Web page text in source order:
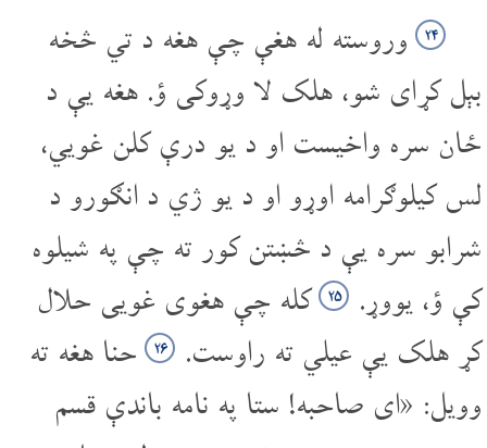
۲۴ وروسته له هغې چې هغه د تي څخه
بېل کړای شو، هلک لا وړوکی ؤ. هغه یې د
ځان سره واخیست او د یو درې کلن غویي،
لس کیلو‌ګرامه اوړو او د یو ژي د انګورو د
شرابو سره یې د څښتن کور ته چې په شیلوه
کې ؤ، یووړ.
۲۵ کله چې هغوی غویی حلال
کړ هلک یې عیلي ته راوست.
۲۶ حنا هغه ته
وویل: «ای صاحبه! ستا په نامه باندې قسم